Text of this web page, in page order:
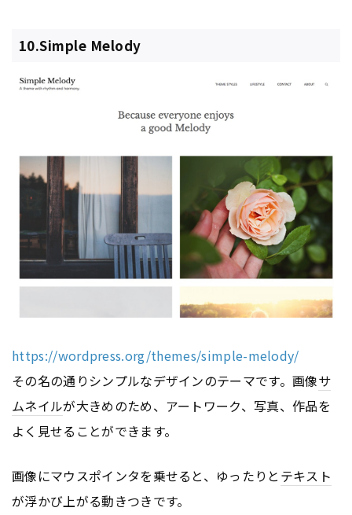
10.Simple Melody
https://wordpress.org/themes/simple-melody/
その名の通りシンプルなデザインのテーマです。画像サ
ムネイルが大きめのため、アートワーク、写真、作品を
よく見せることができます。
画像にマウスポインタを乗せると、ゆったりと テキスト
が浮かび上がる動きつきです。